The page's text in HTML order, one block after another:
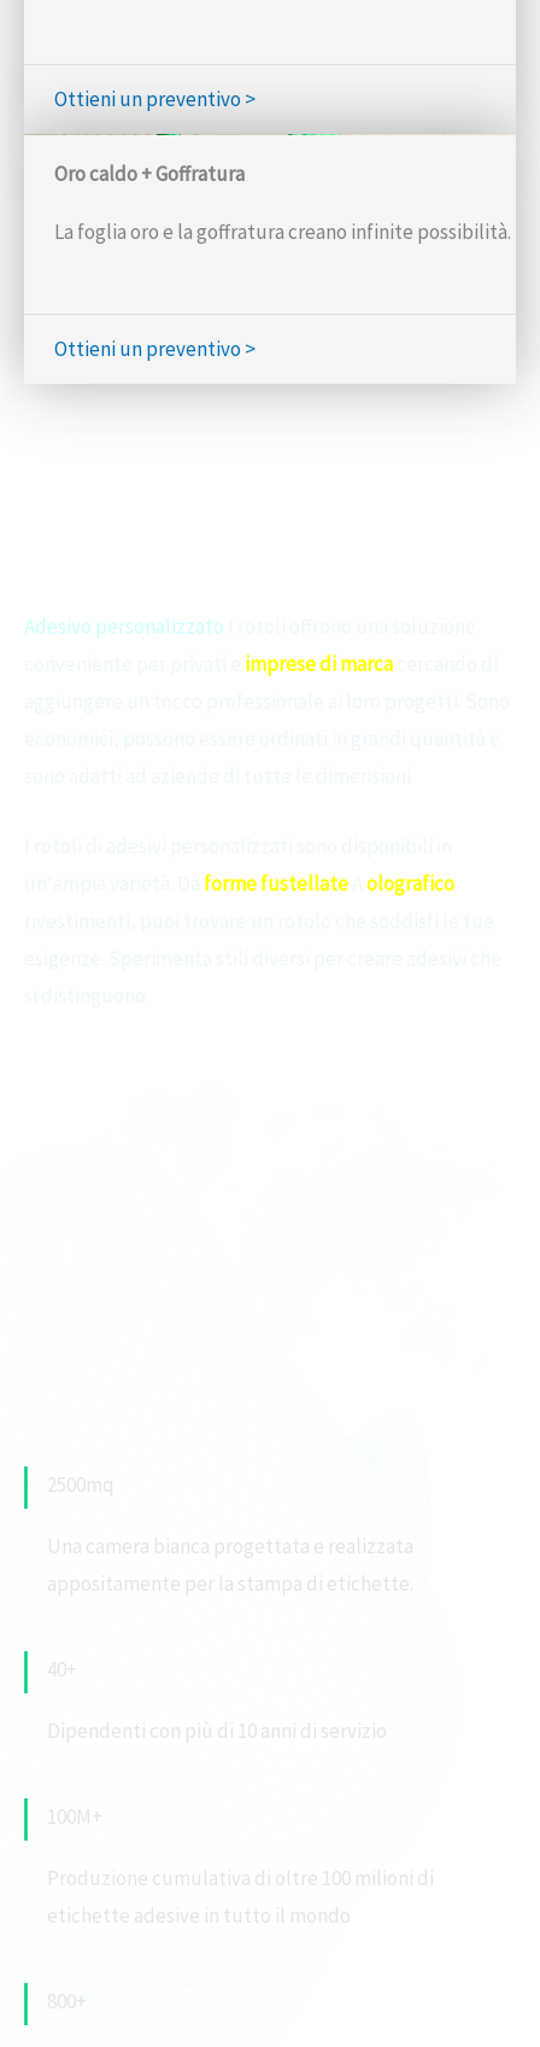
Ottieni un preventivo >
Oro caldo + Goffratura
La foglia oro e la goffratura creano infinite possibilità.
Ottieni un preventivo >
Adesivo personalizzato
imprese di marca
forme fustellate
olografico
2500mq
Una camera bianca progettata e realizzata
appositamente per la stampa di etichette.
40+
Dipendenti con più di 10 anni di servizio
100M+
Produzione cumulativa di oltre 100 milioni di
etichette adesive in tutto il mondo
800+